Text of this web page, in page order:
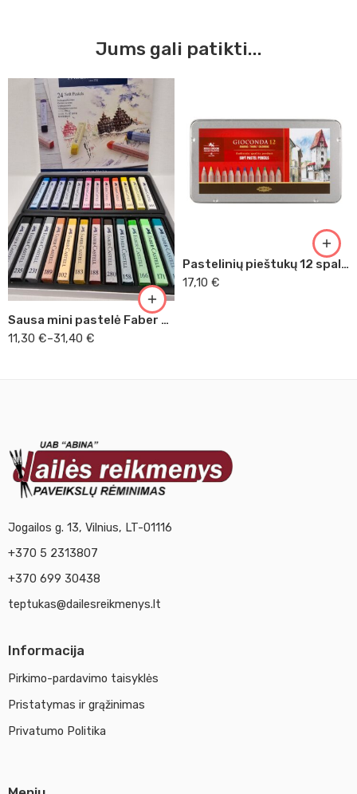
Jums gali patikti...
Sausa mini pastelė Faber Castell rinkinys
11,30 €–31,40 €
24
48
72
Pastelinių pieštukų 12 spalvų rinkinys Kooh-I-Noor
17,10 €
Jogailos g. 13, Vilnius, LT-01116
+370 5 2313807
+370 699 30438
teptukas@dailesreikmenys.lt
Informacija
Pirkimo-pardavimo taisyklės
Pristatymas ir grąžinimas
Privatumo Politika